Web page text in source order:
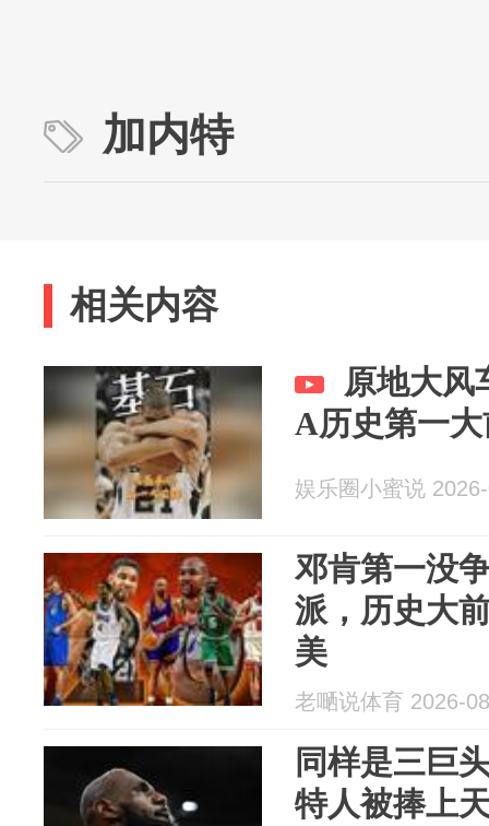
加内特
相关内容
原地大风
A历史第一
娱乐圈小蜜说
邓肯第一没
派，历史大
美
老嗮说体育 2026-
同样是三巨
特人被捧上